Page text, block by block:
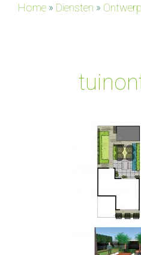
Home » Diensten » Ontwerp